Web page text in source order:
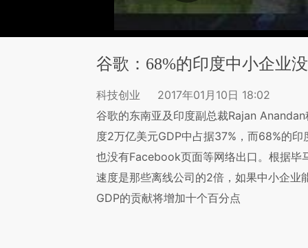
谷歌：68%的印度中小企业
科技创业
2017年01月10日 18:02
谷歌的东南亚及印度副总裁Rajan
度2万亿美元GDP中占据37%，而68%的
也没有Facebook页面等网络出口。根据毕
速度是那些离线公司的2倍，如果中小企
GDP的贡献将增加十个百分点